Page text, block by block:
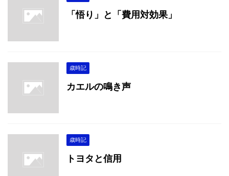
「悟り」と「費用対効果」
歳時記
カエルの鳴き声
歳時記
トヨタと信用